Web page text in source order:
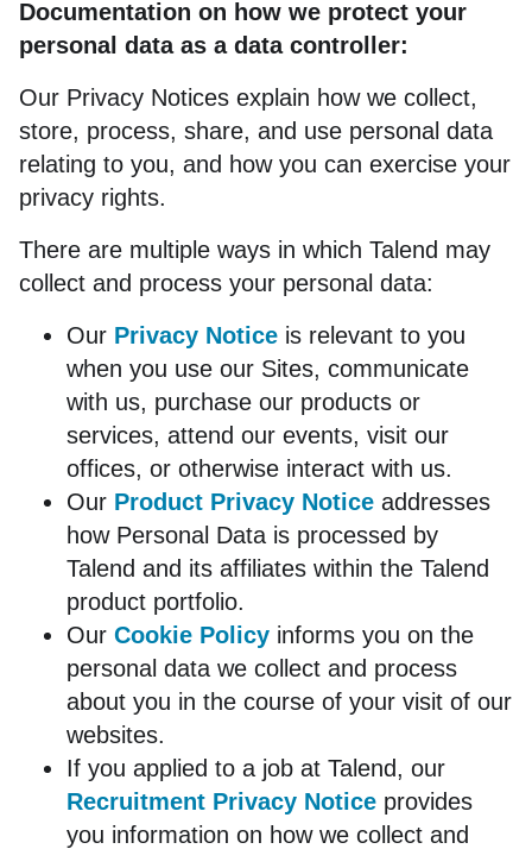
Opérations
Marketing
Intelligence produit
Initiatives
Data lakes dans le cloud
Vue du client à 360°
Gestion des risques et conformité
Data Warehouses dans le cloud
Confidentialité et conformité des données
Toutes nos solutions »
Google
Distribution
Partenaires
Trouver un partenaire
Accès au portail partenaires
Formation partenaires
Help center
Événements
English
English (UK)
Deutsch
Italiano
日本語
Documentation on how we protect your
personal data as a data controller:
Our Privacy Notices explain how we collect,
store, process, share, and use personal data
relating to you, and how you can exercise your
privacy rights.
There are multiple ways in which Talend may
collect and process your personal data:
Our Privacy Notice is relevant to you
when you use our Sites, communicate
with us, purchase our products or
services, attend our events, visit our
offices, or otherwise interact with us.
Our Product Privacy Notice addresses
how Personal Data is processed by
Talend and its affiliates within the Talend
product portfolio.
Our Cookie Policy informs you on the
personal data we collect and process
about you in the course of your visit of our
websites.
Recruitment Privacy Notice provides
you information on how we collect and